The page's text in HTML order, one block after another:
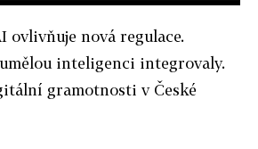
ovlivňuje nová regulace.
inteligenci integrovaly.
gramotnosti v České